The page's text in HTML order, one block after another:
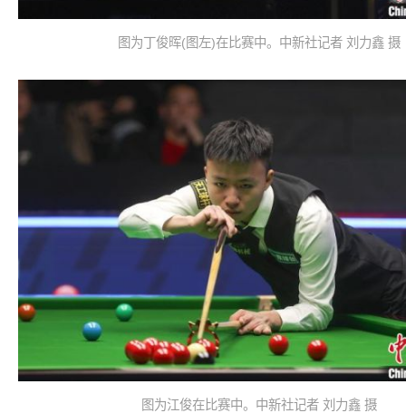
图为丁俊晖(图左)在比赛中。中新社记者 刘力鑫 摄
图为江俊在比赛中。中新社记者 刘力鑫 摄